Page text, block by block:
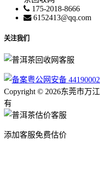
175-2018-8666
6152413@qq.com
关注我们
粤公网安备
Copyright © 2026东莞市万
有
添加客服免费估价